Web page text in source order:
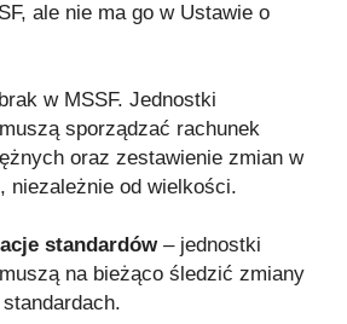
ale nie ma go w Ustawie o
w MSSF. Jednostki
sporządzać rachunek
oraz zestawienie zmian w
niezależnie od wielkości.
standardów – jednostki
na bieżąco śledzić zmiany